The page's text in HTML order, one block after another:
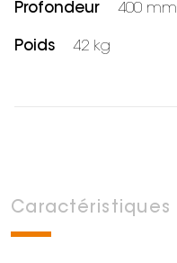
Profondeur 400 mm
Poids 42 kg
Caractéristiques